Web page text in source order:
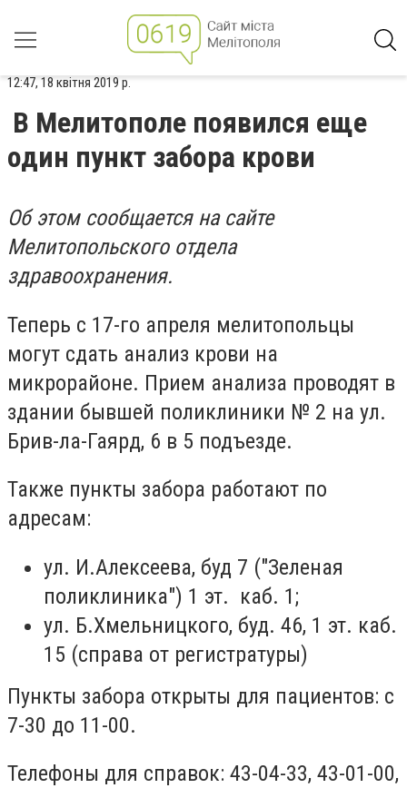
12:47, 18 квітня 2019 р.
В Мелитополе появился еще
один пункт забора крови
Об этом сообщается на сайте
Мелитопольского отдела
здравоохранения.
Теперь с 17-го апреля мелитопольцы
могут сдать анализ крови на
микрорайоне. Прием анализа проводят в
здании бывшей поликлиники № 2 на ул.
Брив-ла-Гаярд, 6 в 5 подъезде.
Также пункты забора работают по
адресам:
ул. И.Алексеева, буд 7 ("Зеленая
поликлиника") 1 эт. каб. 1;
ул. Б.Хмельницкого, буд. 46, 1 эт. каб.
15 (справа от регистратуры)
Пункты забора открыты для пациентов: с
7-30 до 11-00.
Телефоны для справок: 43-04-33, 43-01-00,